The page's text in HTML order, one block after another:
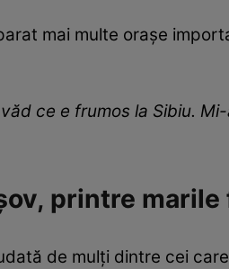
mai multe orașe
ce e frumos la Sibiu.
printre
de mulți dintre cei